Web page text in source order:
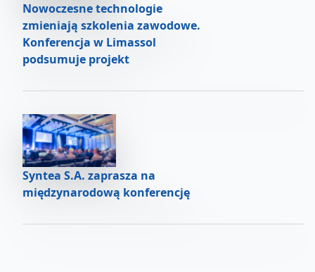
Nowoczesne technologie
zmieniają szkolenia zawodowe.
Konferencja w Limassol
podsumuje projekt
Syntea S.A. zaprasza na
międzynarodową konferencję